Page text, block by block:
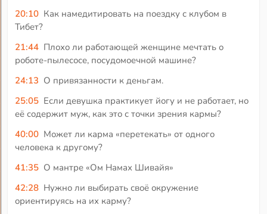
20:10 Как намедитировать на поездку с клубом в
Тибет?
21:44 Плохо ли работающей женщине мечтать о
роботе-пылесосе, посудомоечной машине?
24:13 О привязанности к деньгам.
25:05 Если девушка практикует йогу и не работает, но
её содержит муж, как это с точки зрения кармы?
40:00 Может ли карма «перетекать» от одного
человека к другому?
41:35 О мантре «Ом Намах Шивайя»
42:28 Нужно ли выбирать своё окружение
ориентируясь на их карму?